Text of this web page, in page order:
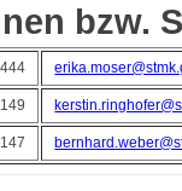
bzw.